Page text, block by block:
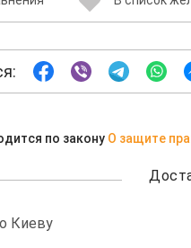
по закону О защите
Киеву